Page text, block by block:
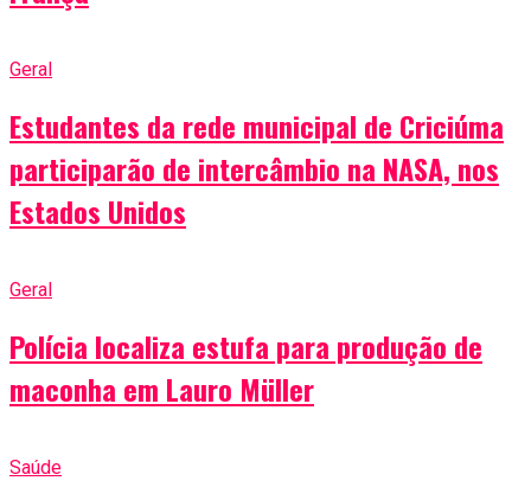
Geral
Estudantes da rede municipal de Criciúma
participarão de intercâmbio na NASA, nos
Estados Unidos
Geral
Polícia localiza estufa para produção de
maconha em Lauro Müller
Saúde